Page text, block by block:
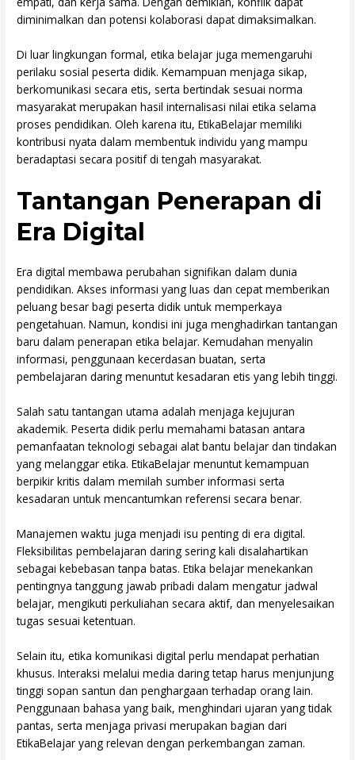
diminimalkan dan potensi kolaborasi dapat dimaksimalkan.
Di luar lingkungan formal, etika belajar juga memengaruhi
perilaku sosial peserta didik. Kemampuan menjaga sikap,
berkomunikasi secara etis, serta bertindak sesuai norma
masyarakat merupakan hasil internalisasi nilai etika selama
proses pendidikan. Oleh karena itu, EtikaBelajar memiliki
kontribusi nyata dalam membentuk individu yang mampu
beradaptasi secara positif di tengah masyarakat.
Tantangan Penerapan di
Era Digital
Era digital membawa perubahan signifikan dalam dunia
pendidikan. Akses informasi yang luas dan cepat memberikan
peluang besar bagi peserta didik untuk memperkaya
pengetahuan. Namun, kondisi ini juga menghadirkan tantangan
baru dalam penerapan etika belajar. Kemudahan menyalin
informasi, penggunaan kecerdasan buatan, serta
pembelajaran daring menuntut kesadaran etis yang lebih tinggi.
Salah satu tantangan utama adalah menjaga kejujuran
akademik. Peserta didik perlu memahami batasan antara
pemanfaatan teknologi sebagai alat bantu belajar dan tindakan
yang melanggar etika. EtikaBelajar menuntut kemampuan
berpikir kritis dalam memilah sumber informasi serta
kesadaran untuk mencantumkan referensi secara benar.
Manajemen waktu juga menjadi isu penting di era digital.
Fleksibilitas pembelajaran daring sering kali disalahartikan
sebagai kebebasan tanpa batas. Etika belajar menekankan
pentingnya tanggung jawab pribadi dalam mengatur jadwal
belajar, mengikuti perkuliahan secara aktif, dan menyelesaikan
tugas sesuai ketentuan.
Selain itu, etika komunikasi digital perlu mendapat perhatian
khusus. Interaksi melalui media daring tetap harus menjunjung
tinggi sopan santun dan penghargaan terhadap orang lain.
Penggunaan bahasa yang baik, menghindari ujaran yang tidak
pantas, serta menjaga privasi merupakan bagian dari
EtikaBelajar yang relevan dengan perkembangan zaman.